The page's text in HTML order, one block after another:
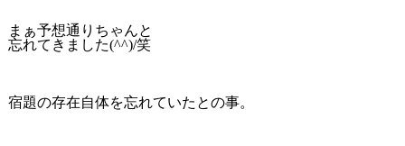
まぁ予想通りちゃんと
忘れてきました(^^)/笑
宿題の存在自体を忘れていたとの事。